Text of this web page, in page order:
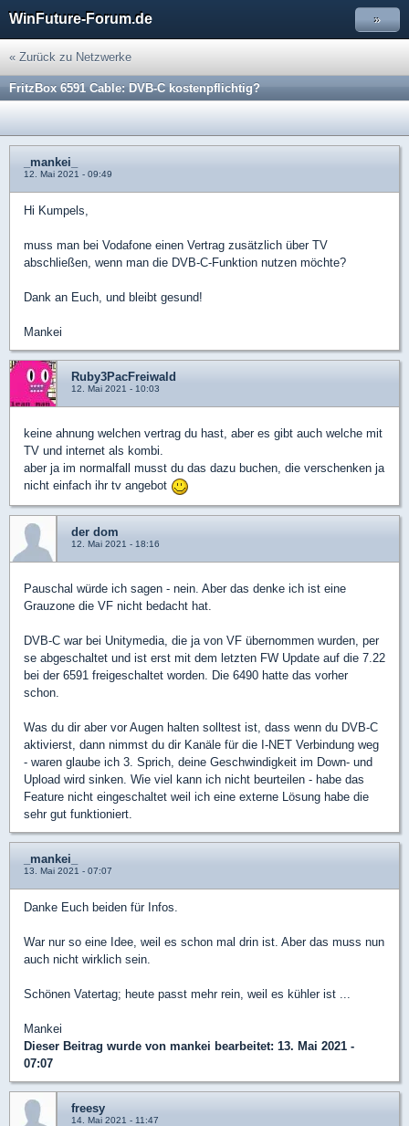
WinFuture-Forum.de »
« Zurück zu Netzwerke
FritzBox 6591 Cable: DVB-C kostenpflichtig?
_mankei_
12. Mai 2021 - 09:49
Hi Kumpels,
muss man bei Vodafone einen Vertrag zusätzlich über TV
abschließen, wenn man die DVB-C-Funktion nutzen möchte?
Dank an Euch, und bleibt gesund!
Mankei
Ruby3PacFreiwald
12. Mai 2021 - 10:03
keine ahnung welchen vertrag du hast, aber es gibt auch welche mit
TV und internet als kombi.
aber ja im normalfall musst du das dazu buchen, die verschenken ja
nicht einfach ihr tv angebot
der dom
12. Mai 2021 - 18:16
Pauschal würde ich sagen - nein. Aber das denke ich ist eine
Grauzone die VF nicht bedacht hat.
DVB-C war bei Unitymedia, die ja von VF übernommen wurden, per
se abgeschaltet und ist erst mit dem letzten FW Update auf die 7.22
bei der 6591 freigeschaltet worden. Die 6490 hatte das vorher
schon.
Was du dir aber vor Augen halten solltest ist, dass wenn du DVB-C
aktivierst, dann nimmst du dir Kanäle für die I-NET Verbindung weg
- waren glaube ich 3. Sprich, deine Geschwindigkeit im Down- und
Upload wird sinken. Wie viel kann ich nicht beurteilen - habe das
Feature nicht eingeschaltet weil ich eine externe Lösung habe die
sehr gut funktioniert.
_mankei_
13. Mai 2021 - 07:07
Danke Euch beiden für Infos.
War nur so eine Idee, weil es schon mal drin ist. Aber das muss nun
auch nicht wirklich sein.
Schönen Vatertag; heute passt mehr rein, weil es kühler ist ...
Mankei
Dieser Beitrag wurde von mankei bearbeitet: 13. Mai 2021 -
07:07
freesy
14. Mai 2021 - 11:47